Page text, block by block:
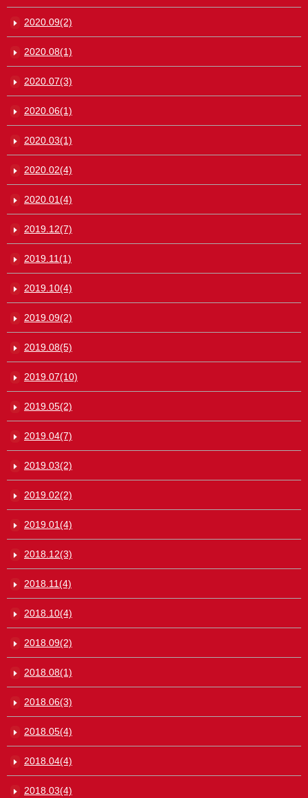
2020.09(2)
2020.08(1)
2020.07(3)
2020.06(1)
2020.03(1)
2020.02(4)
2020.01(4)
2019.12(7)
2019.11(1)
2019.10(4)
2019.09(2)
2019.08(5)
2019.07(10)
2019.05(2)
2019.04(7)
2019.03(2)
2019.02(2)
2019.01(4)
2018.12(3)
2018.11(4)
2018.10(4)
2018.09(2)
2018.08(1)
2018.06(3)
2018.05(4)
2018.04(4)
2018.03(4)